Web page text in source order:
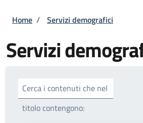
Briciole di pane
Home / Servizi demografici
Servizi
Cerca i contenuti che nel
titolo contengono: